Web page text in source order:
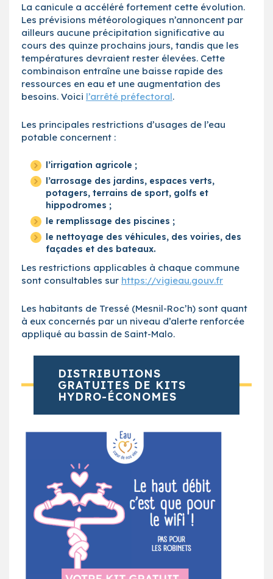
La canicule a accéléré fortement cette évolution.
Les prévisions météorologiques n’annoncent par
ailleurs aucune précipitation significative au
cours des quinze prochains jours, tandis que les
températures devraient rester élevées. Cette
combinaison entraîne une baisse rapide des
ressources en eau et une augmentation des
besoins. Voici l’arrêté préfectoral.
Les principales restrictions d’usages de l’eau
potable concernent :
l’irrigation agricole ;
l’arrosage des jardins, espaces verts,
potagers, terrains de sport, golfs et
hippodromes ;
le remplissage des piscines ;
le nettoyage des véhicules, des voiries, des
façades et des bateaux.
Les restrictions applicables à chaque commune
sont consultables sur https://vigieau.gouv.fr
Les habitants de Tressé (Mesnil-Roc’h) sont quant
à eux concernés par un niveau d’alerte renforcée
appliqué au bassin de Saint-Malo.
DISTRIBUTIONS
GRATUITES DE KITS
HYDRO-ÉCONOMES